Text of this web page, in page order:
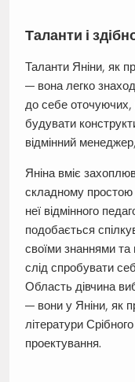
Таланти і
Таланти Яніни, як
— вона легко
до себе оточуючих,
будувати
відмінний
Яніна вміє
складному
неї відмінного
подобається
своїми знаннями та
слід спробувати
Область дівчина
— вони у Яніни, як
літератури
проектування.